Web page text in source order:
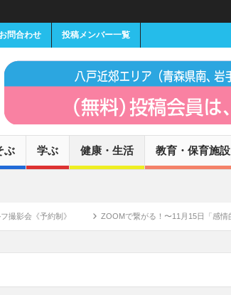
お問合わせ 投稿メンバー一覧
ぶ 学ぶ 健康・生活 教育・保育施設
約制》 ZOOMで繋がる！〜11月15日「感情的になら